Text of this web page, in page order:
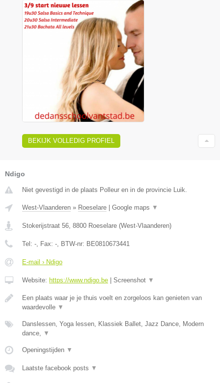
BEKIJK VOLLEDIG PROFIEL
Ndigo
Niet gevestigd in de plaats Polleur en in de provincie Luik.
West-Vlaanderen » Roeselare | Google maps ▼
Stokerijstraat 56 8800 Roeselare (West-Vlaanderen)
Tel: - , Fax: - , BTW-nr: BE0810673441
E-mail › Ndigo
Website: https://www.ndigo.be | Screenshot ▼
Een plaats waar je je thuis voelt en zorgeloos kan genieten van
waardevolle ▼
Danslessen, Yoga lessen, Klassiek Ballet, Jazz Dance, Modern
dance,
▼
Openingstijden ▼
Laatste facebook posts ▼